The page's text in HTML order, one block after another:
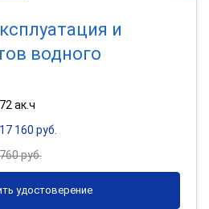
и
водного
ак.ч
160 руб.
руб.
удостоверение